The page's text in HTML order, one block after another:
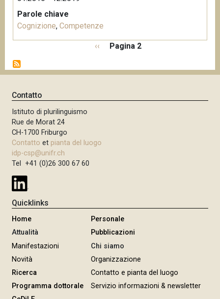
Parole chiave
Cognizione, Competenze
g
i
a
z
i
o
n
e
P
g
e
t
e
‹‹ Pagina 2
Contatto
Istituto di plurilinguismo
Rue de Morat 24
CH-1700 Friburgo
Contatto et pianta del luogo
idp-csp@unifr.ch
Tel +41 (0)26 300 67 60
Quicklinks
Home
Attualità
Manifestazioni
Novità
Ricerca
Programma dottorale
Personale
Pubblicazioni
Chi siamo
Organizzazione
Contatto e pianta del luogo
Servizio informazioni & newsletter